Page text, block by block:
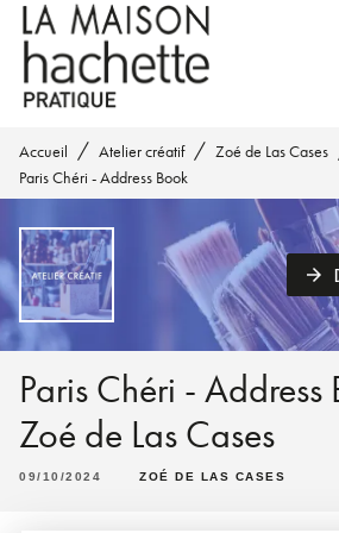
MENU RECHERCHE
PIED DE PAGE
Accueil / Atelier créatif / Zoé de Las Cases
Paris Chéri - Address Book
arrow_forward
Paris Chéri - Address
Zoé de Las Cases
09/10/2024 ZOÉ DE LAS CASES